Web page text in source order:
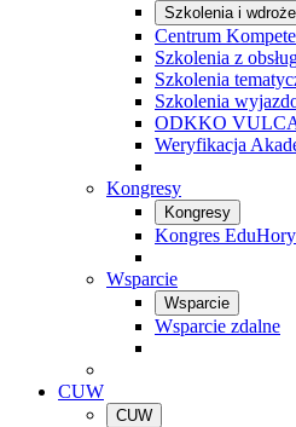
Szkolenia i
Centrum
Szkolenia z
Szkolenia
Szkolenia
ODKKO
Weryfikacja
Kongresy
Kongresy
Kongres
Wsparcie
Wsparcie
Wsparcie zdalne
CUW
CUW